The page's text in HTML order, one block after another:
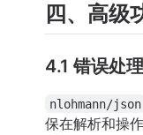
四、高级
4.1 错误处理
nlohmann/json
保在解析和操